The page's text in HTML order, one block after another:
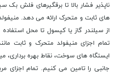
ناپذیر فشار بالا تا برقگیرهای فلش بک
های ثابت و متحرک ارائه می دهد.
از سیلندر گاز یا کپسول تا محل
تمام اجزای منیفولد متحرک و ثابت
ایستگاه های سوخت، نقاط بهره برداری،
جانبی را تامین می کنیم. تمام اجزای